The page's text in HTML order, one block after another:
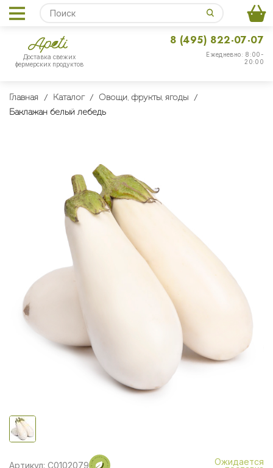
Доставка свежих
фермерских продуктов
Ежедневно: 8:00-
20:00
8 (495) 822-07-07
Главная Каталог
Овощи, фрукты, ягоды
Баклажан белый лебедь
Артикул: C0102079 Ожидается